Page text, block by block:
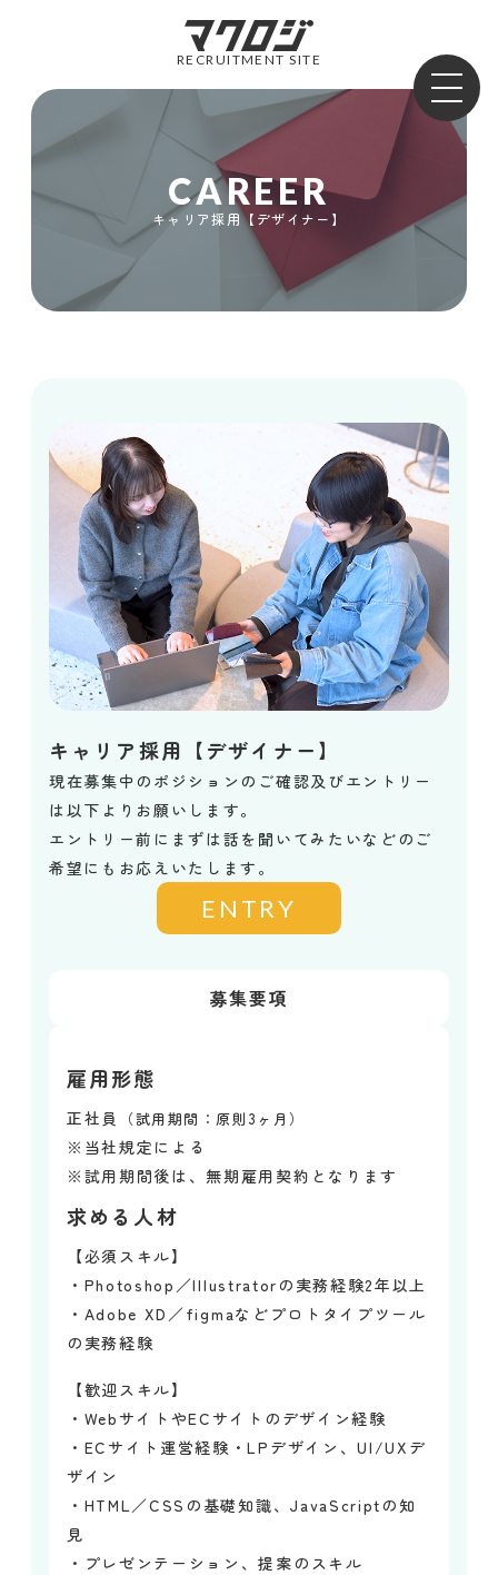
RECRUITMENT SITE
CAREER
キャリア採用【デザイナー】
キャリア採用【デザイナー】
現在募集中のポジションのご確認及びエントリー
は以下よりお願いします。
エントリー前にまずは話を聞いてみたいなどのご
希望にもお応えいたします。
ENTRY
募集要項
雇用形態
正社員 （試用期間：原則3ヶ月）
※当社規定による
※試用期間後は、無期雇用契約となります
求める人材
【必須スキル】
・Photoshop／Illustratorの実務経験2年以上
・Adobe XD／figmaなどプロトタイプツール
の実務経験
【歓迎スキル】
・WebサイトやECサイトのデザイン経験
・ECサイト運営経験・LPデザイン、UI/UXデ
ザイン
・HTML／CSSの基礎知識、JavaScriptの知
見
・プレゼンテーション、提案のスキル